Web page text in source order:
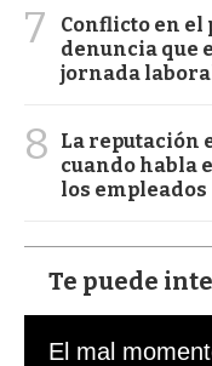
7
Conflicto en el
denuncia que
jornada
8
La reputación
cuando habla
los empleados
Te puede